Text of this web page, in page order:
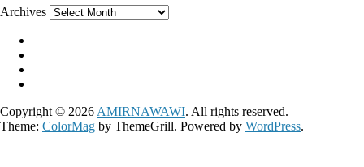
Archives
Copyright © 2026 AMIRNAWAWI. All rights reserved.
Theme: ColorMag by ThemeGrill. Powered by WordPress.